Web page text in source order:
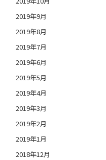
2019年9月
2019年8月
2019年7月
2019年6月
2019年5月
2019年4月
2019年3月
2019年2月
2019年1月
2018年12月